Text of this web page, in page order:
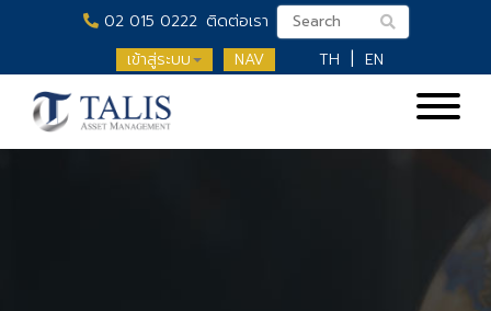
02 015 0222 ติดต่อเรา
เข้าสู่ระบบ
NAV TH EN